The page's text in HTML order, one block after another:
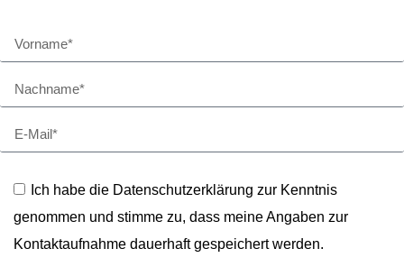
Ich habe die Datenschutzerklärung zur Kenntnis
genommen und stimme zu, dass meine Angaben zur
Kontaktaufnahme dauerhaft gespeichert werden.